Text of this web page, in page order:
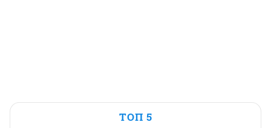
ТОП 5